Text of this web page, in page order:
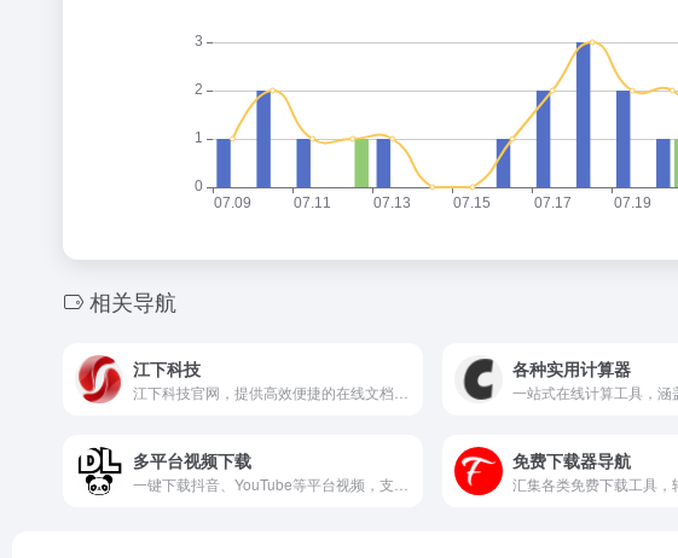
相关导航
江下科技 各种实用计算器
多平台视频下载 免费下载器导航